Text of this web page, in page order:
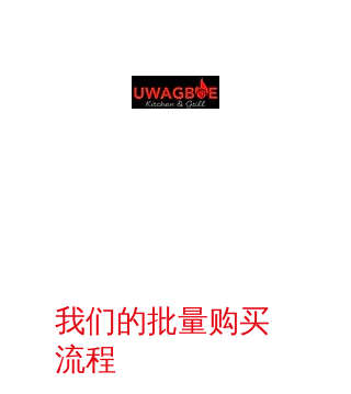
我们的批量购买
流程